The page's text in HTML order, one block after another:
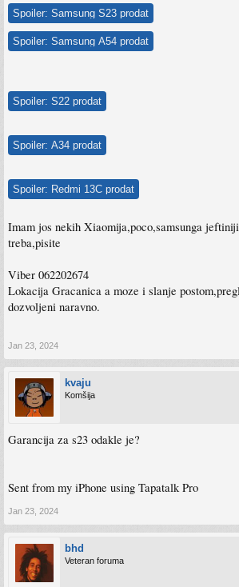
Spoiler: Samsung S23 prodat
Spoiler: Samsung A54 prodat
Spoiler: S22 prodat
Spoiler: A34 prodat
Spoiler: Redmi 13C prodat
Imam jos nekih Xiaomija,poco,samsunga
treba,pisite
Viber 062202674
Lokacija Gracanica a moze i slanje
dozvoljeni naravno.
Jan 23, 2024
kvaju
Komšija
Garancija za s23 odakle je?
Sent from my iPhone using Tapatalk Pro
Jan 23, 2024
bhd
Veteran foruma